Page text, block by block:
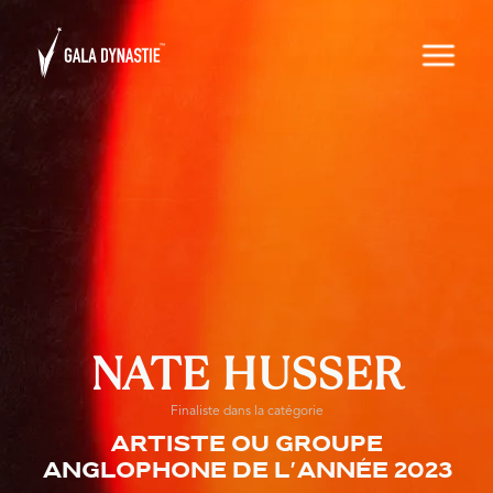
NATE HUSSER
Finaliste dans la catégorie
Artiste ou groupe
anglophone de l'année 2023